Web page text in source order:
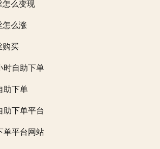
怎么变现
怎么涨
购买
时自助下单
助下单
助下单平台
单平台网站